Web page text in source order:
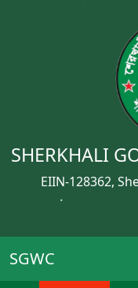
SHERKHALI
EIIN-128362,
SGWC